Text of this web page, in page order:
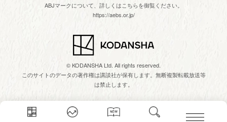
ABJマークについて、詳しくはこちらを御覧ください。
https://aebs.or.jp/
© KODANSHA Ltd. All rights reserved.
このサイトのデータの著作権は講談社が保有します。無断複製転載放送等
は禁止します。